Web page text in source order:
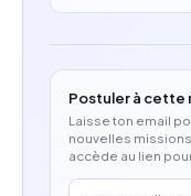
Postuler à cette
Laisse ton email
nouvelles
accède au lien